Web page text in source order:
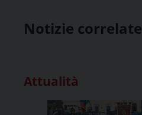
Notizie correlate
Attualità